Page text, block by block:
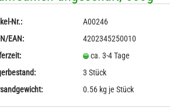
erstellen
vergessen?
/ -Aufstriche
Pesto
Hanfmehl / -
Nr.:
A00246
EAN:
4202345250010
ca. 3-4 Tage
3 Stück
0.56kg je Stück